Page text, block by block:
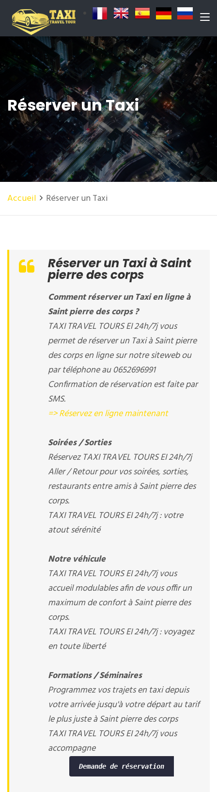
Réserver un Taxi
Accueil Réserver un Taxi
Réserver un Taxi à Saint
pierre des corps
Comment réserver un Taxi en ligne à
Saint pierre des corps ?
TAXI TRAVEL TOURS EI 24h/7j vous
permet de réserver un Taxi à Saint pierre
des corps en ligne sur notre siteweb ou
par téléphone au 0652696991
Confirmation de réservation est faite par
SMS.
=> Réservez en ligne maintenant
Soirées / Sorties
Réservez TAXI TRAVEL TOURS EI 24h/7j
Aller / Retour pour vos soirées, sorties,
restaurants entre amis à Saint pierre des
corps.
TAXI TRAVEL TOURS EI 24h/7j : votre
atout sérénité
Notre véhicule
TAXI TRAVEL TOURS EI 24h/7j vous
accueil modulables afin de vous offir un
maximum de confort à Saint pierre des
corps.
TAXI TRAVEL TOURS EI 24h/7j : voyagez
en toute liberté
Formations / Séminaires
Programmez vos trajets en taxi depuis
votre arrivée jusqu'à votre départ au tarif
le plus juste à Saint pierre des corps
TAXI TRAVEL TOURS EI 24h/7j vous
accompagne
Demande de réservation